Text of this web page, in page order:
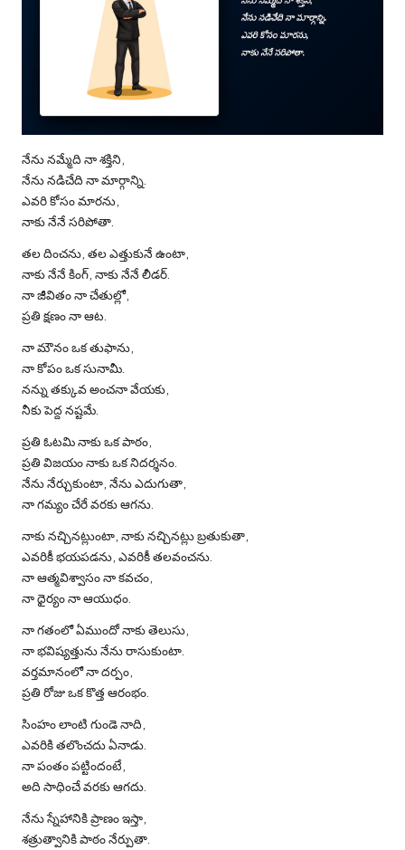
నేను నమ్మేది నా శక్తిని,
నేను నడిచేది నా మార్గాన్ని.
ఎవరి కోసం మారను,
నాకు నేనే సరిపోతా.
తల దించను, తల ఎత్తుకునే ఉంటా,
నాకు నేనే కింగ్, నాకు నేనే లీడర్.
నా జీవితం నా చేతుల్లో,
ప్రతి క్షణం నా ఆట.
నా మౌనం ఒక తుఫాను,
నా కోపం ఒక సునామీ.
నన్ను తక్కువ అంచనా వేయకు,
నీకు పెద్ద నష్టమే.
ప్రతి ఓటమి నాకు ఒక పాఠం,
ప్రతి విజయం నాకు ఒక నిదర్శనం.
నేను నేర్చుకుంటా, నేను ఎదుగుతా,
నా గమ్యం చేరే వరకు ఆగను.
నాకు నచ్చినట్లుంటా, నాకు నచ్చినట్లు బ్రతుకుతా,
ఎవరికీ భయపడను, ఎవరికీ తలవంచను.
నా ఆత్మవిశ్వాసం నా కవచం,
నా ధైర్యం నా ఆయుధం.
నా గతంలో ఏముందో నాకు తెలుసు,
నా భవిష్యత్తును నేను రాసుకుంటా.
వర్తమానంలో నా దర్పం,
ప్రతి రోజు ఒక కొత్త ఆరంభం.
సింహం లాంటి గుండె నాది,
ఎవరికి తలొంచదు ఏనాడు.
నా పంతం పట్టిందంటే,
అది సాధించే వరకు ఆగదు.
నేను స్నేహానికి ప్రాణం ఇస్తా,
శత్రుత్వానికి పాఠం నేర్పుతా.